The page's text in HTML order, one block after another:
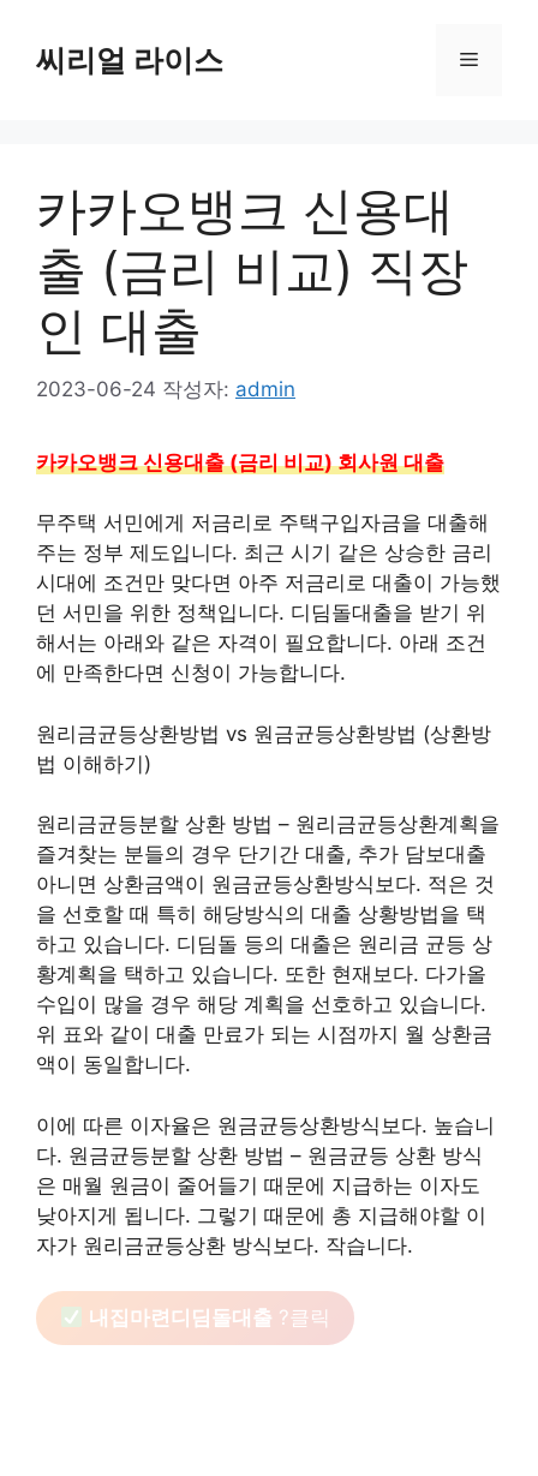
씨리얼 라이스 메
카카오뱅크 신용대
출 (금리 비교) 직장
인 대출
2023-06-24 작성자: admin
카카오뱅크 신용대출 (금리 비교) 회사원 대출
무주택 서민에게 저금리로 주택구입자금을 대출해
주는 정부 제도입니다. 최근 시기 같은 상승한 금리
시대에 조건만 맞다면 아주 저금리로 대출이 가능했
던 서민을 위한 정책입니다. 디딤돌대출을 받기 위
해서는 아래와 같은 자격이 필요합니다. 아래 조건
에 만족한다면 신청이 가능합니다.
원리금균등상환방법 vs 원금균등상환방법 (상환방
법 이해하기)
원리금균등분할 상환 방법 – 원리금균등상환계획을
즐겨찾는 분들의 경우 단기간 대출, 추가 담보대출
아니면 상환금액이 원금균등상환방식보다. 적은 것
을 선호할 때 특히 해당방식의 대출 상황방법을 택
하고 있습니다. 디딤돌 등의 대출은 원리금 균등 상
황계획을 택하고 있습니다. 또한 현재보다. 다가올
수입이 많을 경우 해당 계획을 선호하고 있습니다.
위 표와 같이 대출 만료가 되는 시점까지 월 상환금
액이 동일합니다.
이에 따른 이자율은 원금균등상환방식보다. 높습니
다. 원금균등분할 상환 방법 – 원금균등 상환 방식
은 매월 원금이 줄어들기 때문에 지급하는 이자도
낮아지게 됩니다. 그렇기 때문에 총 지급해야할 이
자가 원리금균등상환 방식보다. 작습니다.
내집마련디딤돌대출 ?클릭